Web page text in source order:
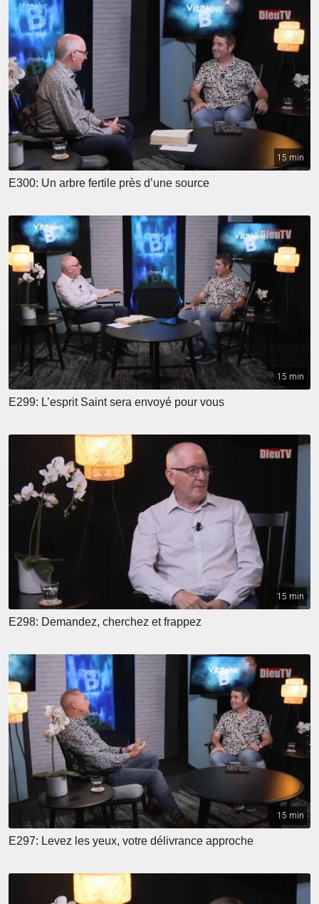
15 min
E300: Un arbre fertile près d’une source
15 min
E299: L’esprit Saint sera envoyé pour vous
15 min
E298: Demandez, cherchez et frappez
15 min
E297: Levez les yeux, votre délivrance approche